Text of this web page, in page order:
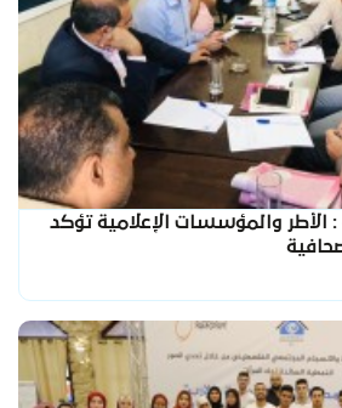
الأطر والمؤسسات الإعلامية تؤكد